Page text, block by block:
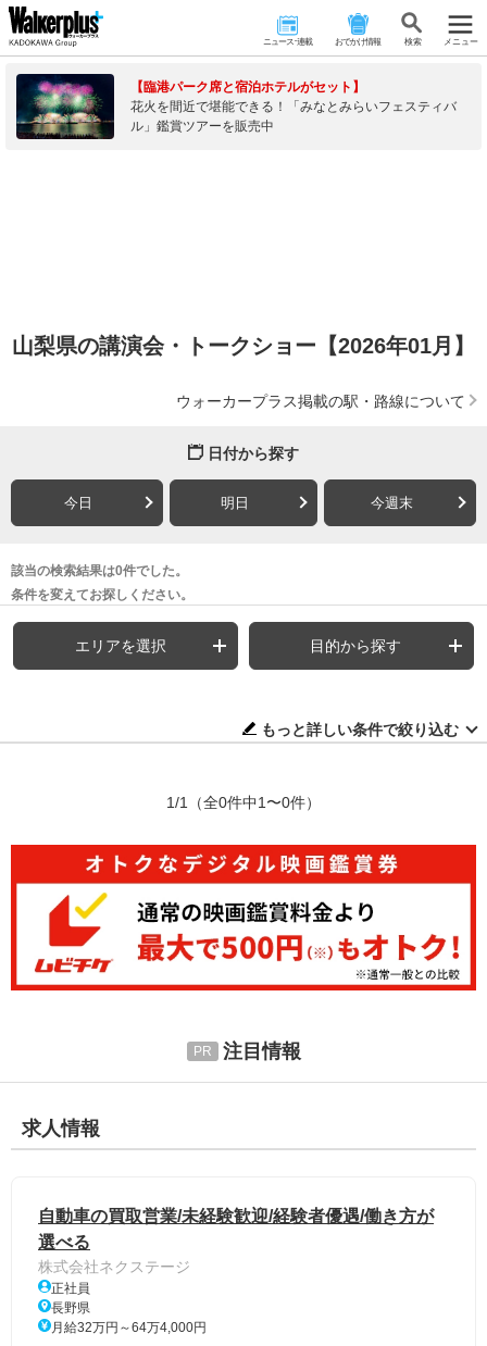
ニュース･連載 おでかけ情報 検 索 メニュー
【臨港パーク席と宿泊ホテルがセット】
花火を間近で堪能できる！「みなとみらいフェスティバ
ル」鑑賞ツアーを販売中
山梨県の講演会・トークショー【2026年01月】
ウォーカープラス掲載の駅・路線について
日付から探す
今日 明日 今週末
該当の検索結果は0件でした。
条件を変えてお探しください。
エリアを選択 目的から探す
もっと詳しい条件で絞り込む
1/1 （全0件中1〜0件）
注目情報
求人情報
自動車の買取営業/未経験歓迎/経験者優遇/働き方が
選べる
株式会社ネクステージ
正社員
長野県
月給32万円～64万4,000円